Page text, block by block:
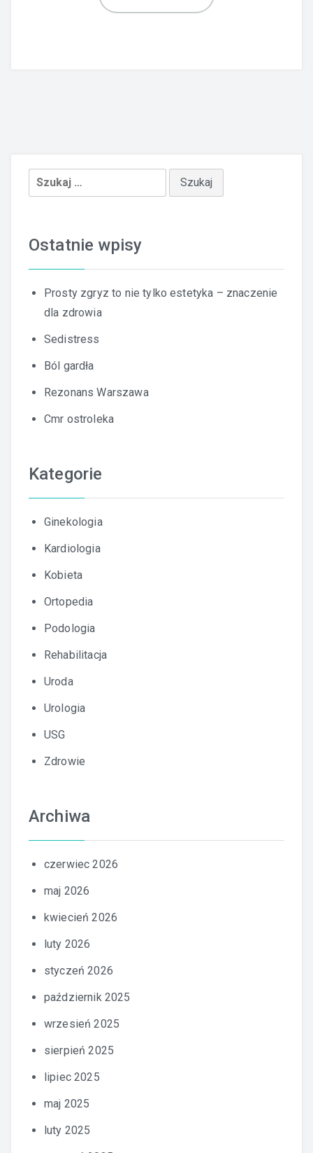
Szukaj:
Ostatnie wpisy
Prosty zgryz to nie tylko estetyka – znaczenie
dla zdrowia
Sedistress
Ból gardła
Rezonans Warszawa
Cmr ostroleka
Kategorie
Ginekologia
Kardiologia
Kobieta
Ortopedia
Podologia
Rehabilitacja
Uroda
Urologia
USG
Zdrowie
Archiwa
czerwiec 2026
maj 2026
kwiecień 2026
luty 2026
styczeń 2026
październik 2025
wrzesień 2025
sierpień 2025
lipiec 2025
maj 2025
luty 2025